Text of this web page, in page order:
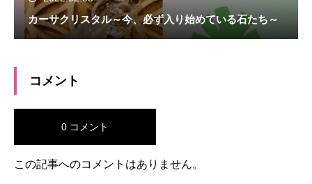
カーサクリスタル～今、必ず入り始めている石たち～
コメント
0 コメント
この記事へのコメントはありません。